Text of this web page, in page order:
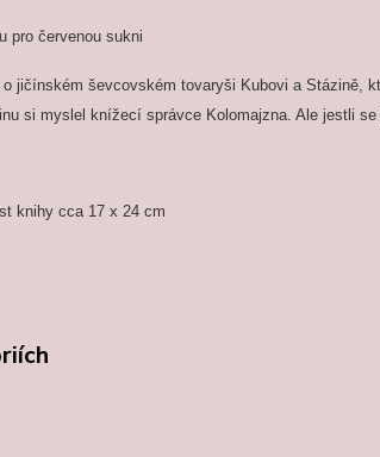
pro červenou sukni
jičínském ševcovském tovaryši Kubovi a Stázině,
si myslel knížecí správce Kolomajzna. Ale jestli
knihy cca 17 x 24 cm